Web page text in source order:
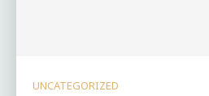
UNCATEGORIZED